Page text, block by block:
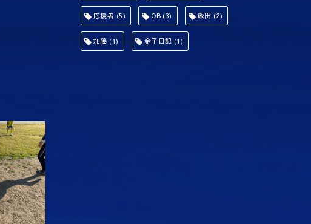
応援者 (5) OB(3) 飯田 (2)
加藤 (1) 金子日記 (1)